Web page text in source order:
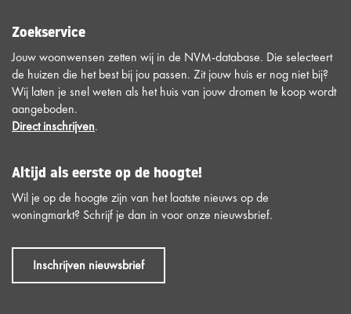
Zoekservice
Jouw woonwensen zetten wij in de NVM-database. Die selecteert
de huizen die het best bij jou passen. Zit jouw huis er nog niet bij?
Wij laten je snel weten als het huis van jouw dromen te koop wordt
aangeboden.
Direct inschrijven.
Altijd als eerste op de hoogte!
Wil je op de hoogte zijn van het laatste nieuws op de
woningmarkt? Schrijf je dan in voor onze nieuwsbrief.
Inschrijven nieuwsbrief